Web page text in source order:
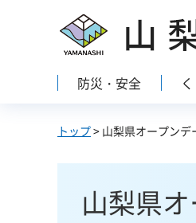
山梨県
防災・安全
トップ> 山梨県オープンデ
山梨県